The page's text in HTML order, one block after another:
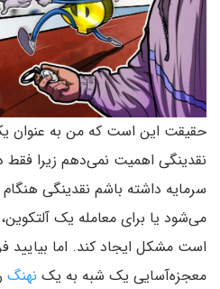
حقیقت این است که من به عنوان
نقدینگی اهمیت نمی‌دهم زیرا فقط
سرمایه داشته‌ باشم نقدینگی
می‌شود یا برای معامله یک
است مشکل ایجاد کند. اما بیایید
معجزه‌آسایی یک شبه به یک نهنگ